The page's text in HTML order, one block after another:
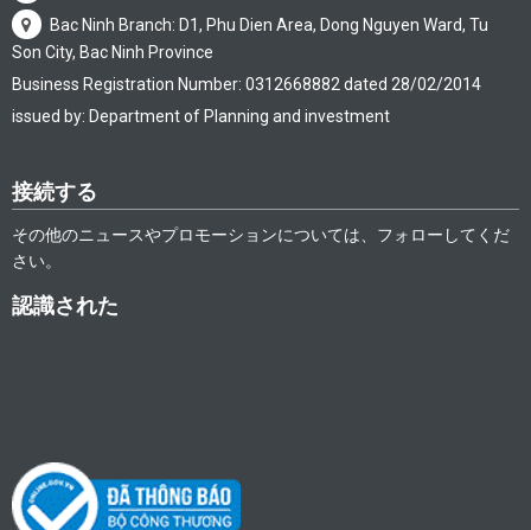
Bac Ninh Branch: D1, Phu Dien Area, Dong Nguyen Ward, Tu
Son City, Bac Ninh Province
Business Registration Number: 0312668882 dated 28/02/2014
issued by: Department of Planning and investment
接続する
その他のニュースやプロモーションについては、フォローしてくだ
さい。
認識された